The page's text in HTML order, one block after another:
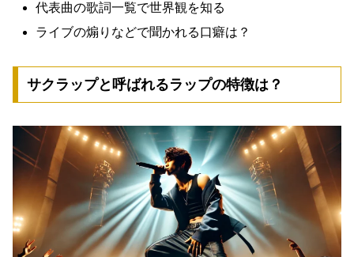
代表曲の歌詞一覧で世界観を知る
ライブの煽りなどで聞かれる口癖は？
サクラップと呼ばれるラップの特徴は？